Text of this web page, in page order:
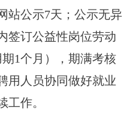
站公示7天；公示无异
签订公益性岗位劳动
1个月），期满考核
用人员协同做好就业
工作。